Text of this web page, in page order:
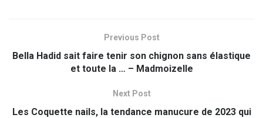
Previous Post
Bella Hadid sait faire tenir son chignon sans élastique
et toute la … – Madmoizelle
Next Post
Les Coquette nails, la tendance manucure de 2023 qui